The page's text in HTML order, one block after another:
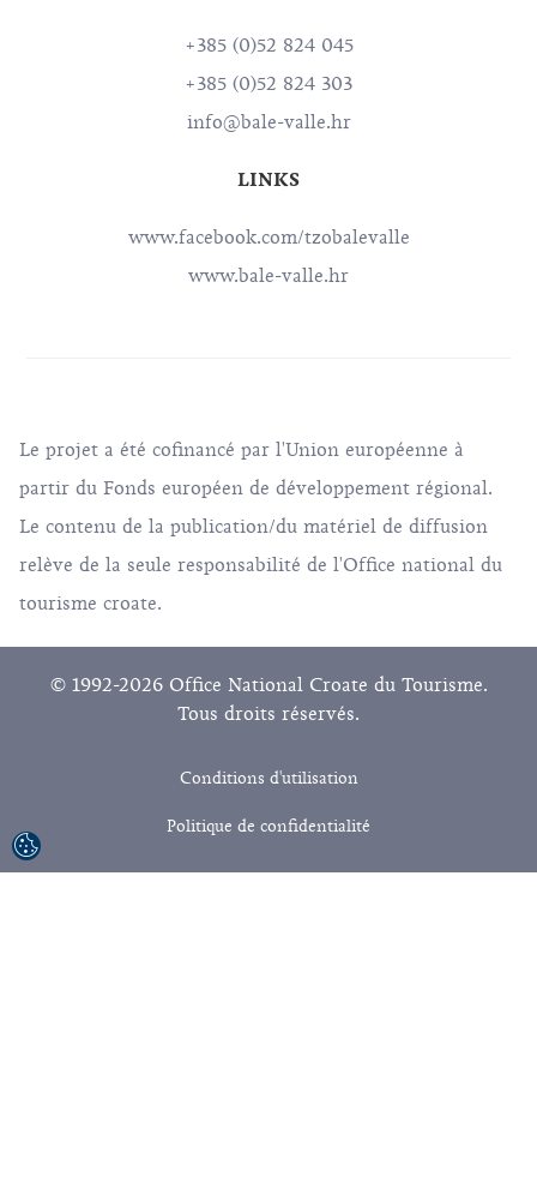
+385 (0)52 824 045
+385 (0)52 824 303
info@bale-valle.hr
LINKS
www.facebook.com/tzobalevalle
www.bale-valle.hr
Le projet a été cofinancé par l'Union européenne à
partir du Fonds européen de développement régional.
Le contenu de la publication/du matériel de diffusion
relève de la seule responsabilité de l'Office national du
tourisme croate.
© 1992-2026 Office National Croate du Tourisme.
Tous droits réservés.
Conditions d'utilisation
Politique de confidentialité